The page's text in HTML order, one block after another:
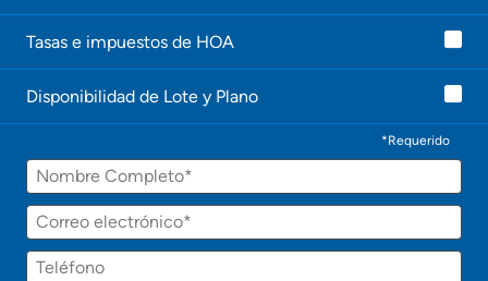
Tasas e impuestos de HOA
Disponibilidad de Lote y Plano
*Requerido